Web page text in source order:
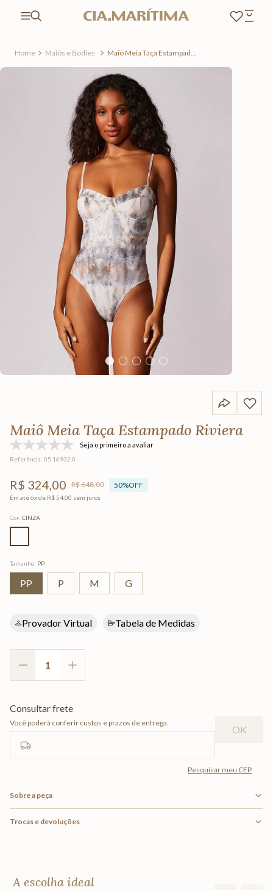
Maiôs e Bodies
Maiô Meia Taça Estampado
Maiô Meia Taça Estampado Riviera
Seja o primeiro a avaliar
Referência: 05.16932.0
R$ 324 00 R$648,00 50%OFF
Em até6x de R$ 5400 sem juros
Cor: CINZA
Tamanho: PP
PP P M G
Provador Virtual Tabela de Medidas
Sobre a peça
Trocas e devoluções
A escolha ideal